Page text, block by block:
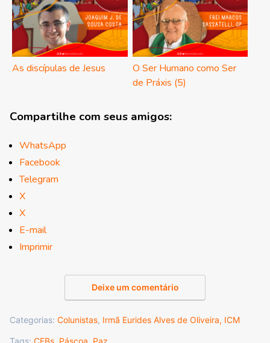
As discípulas de Jesus
O Ser Humano como Ser
de Práxis (5)
Compartilhe com seus amigos:
WhatsApp
Facebook
Telegram
X
X
E-mail
Imprimir
Deixe um comentário
Categorias: Colunistas, Irmã Eurides Alves de Oliveira, ICM
Tags: CEBs Páscoa Paz